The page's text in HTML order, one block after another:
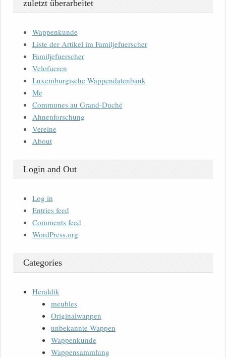
zuletzt überarbeitet
Wappenkunde
Liste der Artikel im Familjefuerscher
Familjefuerscher
Velofueren
Luxemburgische Wappendatenbank
Me
Communes au Grand-Duché
Ahnenforschung
Vereine
About
Login and Out
Log in
Entries feed
Comments feed
WordPress.org
Categories
Heraldik
meubles
Originalwappen
unbekannte Wappen
Wappenkunde
Wappensammlung